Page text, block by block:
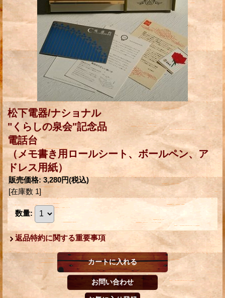
松下電器/ナショナル
"くらしの泉会"記念品
電話台
（メモ書き用ロールシート、ボールペン、ア
ドレス用紙）
販売価格: 3,280円(税込)
[在庫数 1]
数量:
返品特約に関する重要事項